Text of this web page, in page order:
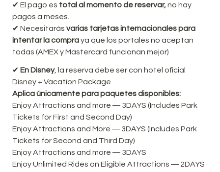
✔ El pago es total al momento de reservar, no hay
pagos a meses.
✔ Necesitarás varias tarjetas internacionales para
intentar la compra ya que los portales no aceptan
todas (AMEX y Mastercard funcionan mejor)
✔ En Disney, la reserva debe ser con hotel oficial
Disney + Vacation Package
Aplica únicamente para paquetes disponibles:
Enjoy Attractions and more ― 3DAYS (Includes Park
Tickets for First and Second Day)
Enjoy Attractions and More ― 3DAYS (Includes Park
Enjoy Attractions and more ― 3DAYS
Enjoy Unlimited Rides on Eligible Attractions ― 2DAYS